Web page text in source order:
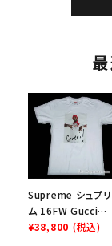
Supreme シュプ
ム 16FW Gucci
Mane Tee グッチメ
¥38,800 (税込)